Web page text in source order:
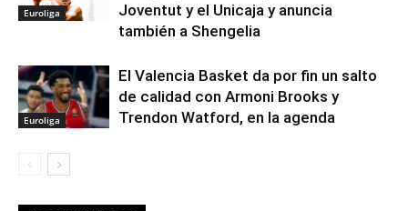
Euroliga
Joventut y el Unicaja y anuncia
también a Shengelia
Euroliga
El Valencia Basket da por fin un salto
de calidad con Armoni Brooks y
Trendon Watford, en la agenda